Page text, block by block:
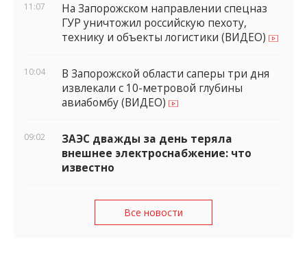
11:07
На Запорожском направлении спецназ
ГУР уничтожил российскую пехоту,
технику и объекты логистики (ВИДЕО)
10:04
В Запорожской области саперы три дня
извлекали с 10-метровой глубины
авиабомбу (ВИДЕО)
09:02
ЗАЭС дважды за день теряла
внешнее электроснабжение: что
известно
Все новости